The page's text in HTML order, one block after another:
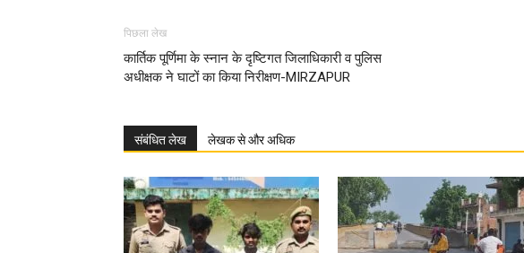
पिछला लेख
कार्तिक पूर्णिमा के स्नान के दृष्टिगत जिलाधिकारी व पुलिस
अधीक्षक ने घाटों का किया निरीक्षण-MIRZAPUR
संबंधित लेख लेखक से और अधिक